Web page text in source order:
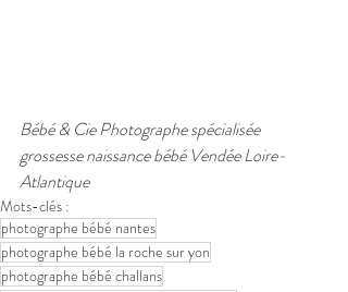
Bébé & Cie Photographe spécialisée
grossesse naissance bébé Vendée Loire-
Atlantique
Mots-clés :
photographe bébé nantes
photographe bébé la roche sur yon
photographe bébé challans